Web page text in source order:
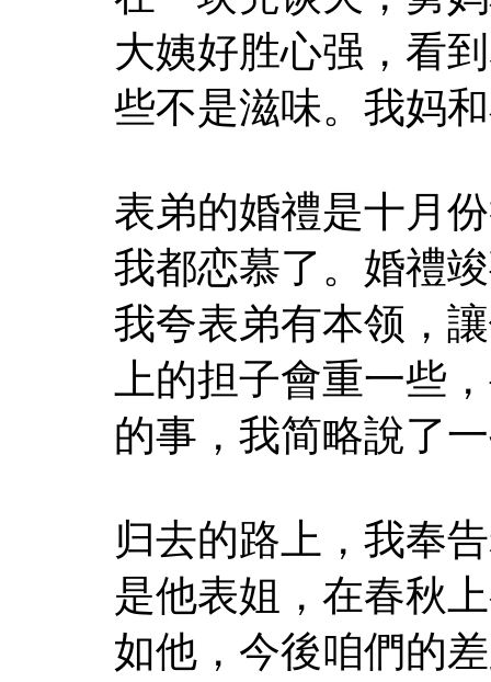
大姨好胜心强，看
些不是滋味。我妈
表弟的婚禮是十月
我都恋慕了。婚禮
我夸表弟有本领，
上的担子會重一些
的事，我简略說了
归去的路上，我奉
是他表姐，在春秋
如他，今後咱們的